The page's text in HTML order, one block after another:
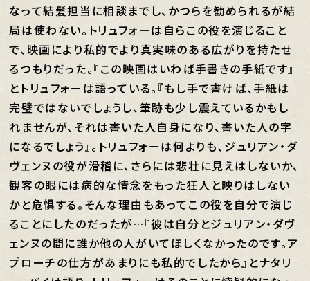
なって結髪担当に相談までし、かつらを勧められるが結
局は使わない。トリュフォーは自らこの役を演じること
で、映画により私的でより真実味のある広がりを持たせ
るつもりだった。『この映画はいわば手書きの手紙です』
とトリュフォーは語っている。『もし手で書けば、手紙は
完璧ではないでしょうし、筆跡も少し震えているかもし
れませんが、それは書いた人自身になり、書いた人の字
になるでしょう』。トリュフォーは何よりも、ジュリアン・ダ
ヴェンヌの役が滑稽に、さらには悲壮に見えはしないか、
観客の眼には病的な情念をもった狂人と映りはしない
かと危惧する。そんな理由もあってこの役を自分で演じ
ることにしたのだったが…『彼は自分とジュリアン・ダヴ
ェンヌの間に誰か他の人がいてほしくなかったのです。ア
プローチの仕方があまりにも私的でしたから』とナタリ